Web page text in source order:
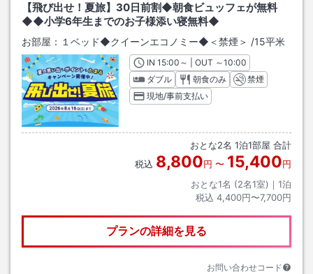
【飛び出せ！夏旅】30日前割◆朝食ビュッフェが無料
◆◆小学6年生までのお子様添い寝無料◆
お部屋： １ベッド◆クイーンエコノミー◆＜禁煙＞ /15平米
INチェックイン
15:00 ～ | OUT チェックアウト
～10:00
ダブル
朝食のみ
禁煙
現地/事前支払い
おとな2名 1泊1部屋 合計
税込 8,800円 〜 15,400円
おとな1名 (2名1室)｜ 1泊
税込 4,400円〜7,700円
プランの詳細を見る
お問い合わせコード